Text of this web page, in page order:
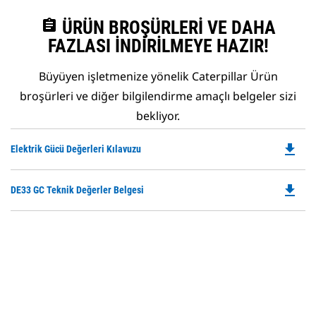
assignment ÜRÜN BROŞÜRLERI VE DAHA
FAZLASI İNDIRILMEYE HAZIR!
Büyüyen işletmenize yönelik Caterpillar Ürün
broşürleri ve diğer bilgilendirme amaçlı belgeler sizi
bekliyor.
Elektrik Gücü Değerleri Kılavuzu
a
file_download
DE33 GC Teknik Değerler Belgesi file_download